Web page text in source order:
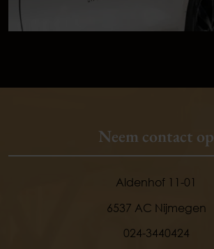
Neem contact op
Aldenhof 11-01
6537 AC Nijmegen
024-3440424